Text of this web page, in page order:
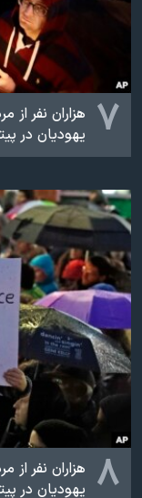
۷ هزاران نفر از
یهودیان در
۸ هزاران نفر از
یهودیان در